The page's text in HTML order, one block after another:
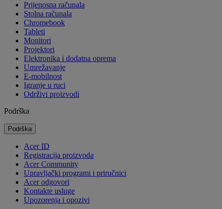
Prijenosna računala
Stolna računala
Chromebook
Tableti
Monitori
Projektori
Elektronika i dodatna oprema
Umrežavanje
E-mobilnost
Igranje u ruci
Održivi proizvodi
Podrška
Podrška
Acer ID
Registracija proizvoda
Acer Community
Upravljački programi i priručnici
Acer odgovori
Kontakte usluge
Upozorenja i opozivi